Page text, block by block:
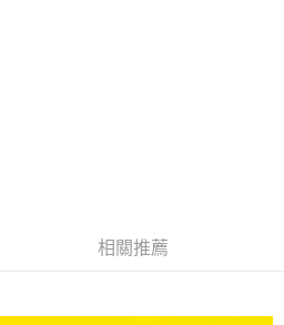
)免運費
相關推薦